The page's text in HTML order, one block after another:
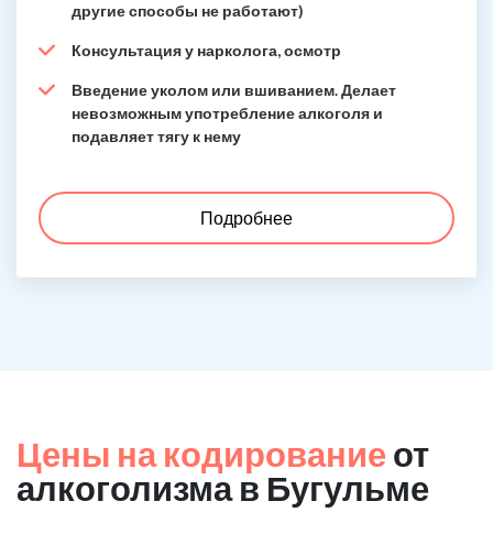
другие способы не работают)
Консультация у нарколога, осмотр
Введение уколом или вшиванием. Делает
невозможным употребление алкоголя и
подавляет тягу к нему
Подробнее
Цены на кодирование от
алкоголизма в Бугульме